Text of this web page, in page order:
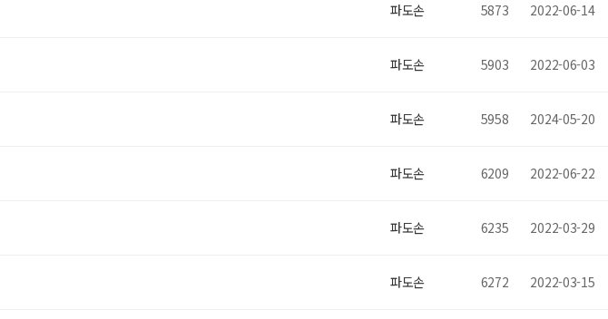
파도손 5873 2022-06-14
파도손 5903 2022-06-03
파도손 5958 2024-05-20
파도손 6209 2022-06-22
파도손 6235 2022-03-29
파도손 6272 2022-03-15